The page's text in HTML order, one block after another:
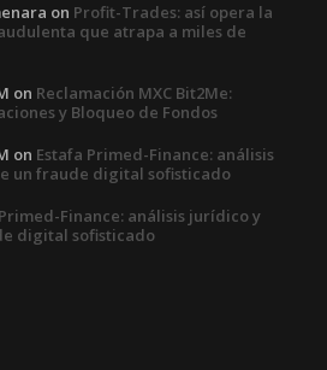
on Profit-Trades: así opera la
que atrapa a miles de
on Reclamación MXC Bit2Me:
y Bloqueo de Fondos
on Estafa Primed-Finance: análisis
un fraude digital sofisticado
Finance: análisis jurídico y
digital sofisticado